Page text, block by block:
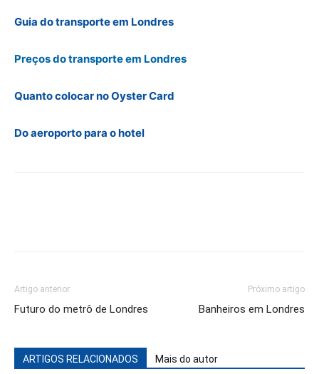
Guia do transporte em Londres
Preços do transporte em Londres
Quanto colocar no Oyster Card
Do aeroporto para o hotel
Artigo anterior
Futuro do metrô de Londres
Próximo artigo
Banheiros em Londres
ARTIGOS RELACIONADOS Mais do autor